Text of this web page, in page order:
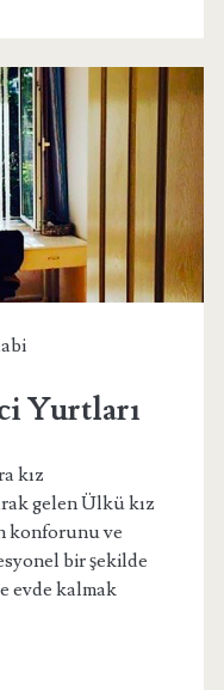
Yurtları
kız
gelen Ülkü kız
konforunu ve
bir şekilde
evde kalmak